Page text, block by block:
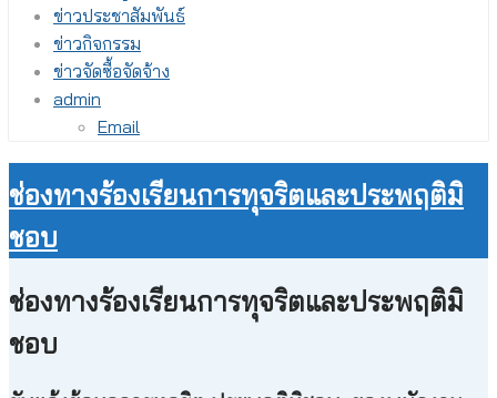
ข่าวประชาสัมพันธ์
ข่าวกิจกรรม
ข่าวจัดซื้อจัดจ้าง
admin
Email
ช่องทางร้องเรียนการทุจริตและประพฤติมิ
ชอบ
ช่องทางร้องเรียนการทุจริตและประพฤติมิ
ชอบ